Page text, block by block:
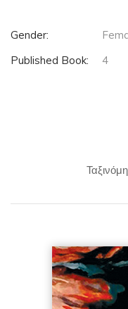
Gender:
Published Book:
4